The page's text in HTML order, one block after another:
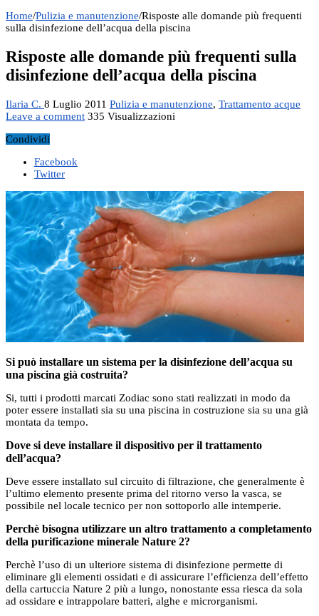
Home/Pulizia e manutenzione/Risposte alle domande più frequenti
sulla disinfezione dell’acqua della piscina
Risposte alle domande più frequenti sulla
disinfezione dell’acqua della piscina
Ilaria C. 8 Luglio 2011 Pulizia e manutenzione, Trattamento acque
Leave a comment 335 Visualizzazioni
Condividi
Facebook
Twitter
Si può installare un sistema per la disinfezione dell’acqua su
una piscina già costruita?
Si, tutti i prodotti marcati Zodiac sono stati realizzati in modo da
poter essere installati sia su una piscina in costruzione sia su una già
montata da tempo.
Dove si deve installare il dispositivo per il trattamento
dell’acqua?
Deve essere installato sul circuito di filtrazione, che generalmente è
l’ultimo elemento presente prima del ritorno verso la vasca, se
possibile nel locale tecnico per non sottoporlo alle intemperie.
Perchè bisogna utilizzare un altro trattamento a completamento
della purificazione minerale Nature 2?
Perchè l’uso di un ulteriore sistema di disinfezione permette di
eliminare gli elementi ossidati e di assicurare l’efficienza dell’effetto
della cartuccia Nature 2 più a lungo, nonostante essa riesca da sola
ad ossidare e intrappolare batteri, alghe e microrganismi.